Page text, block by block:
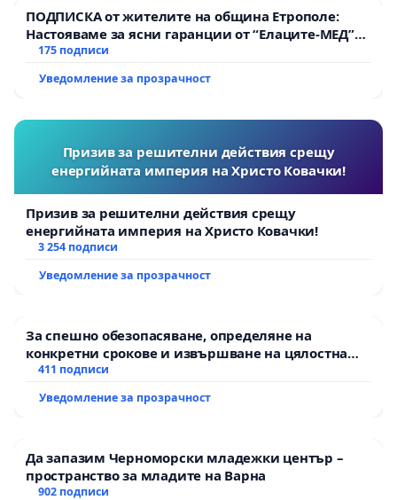
ПОДПИСКА от жителите на община Етрополе:
Настояваме за ясни гаранции от “Елаците-МЕД”
АД и от държавата, че ще се изпълнят всички
175 подписи
Уведомление за прозрачност
Призив за решителни действия срещу
енергийната империя на Христо Ковачки!
Призив за решителни действия срещу
енергийната империя на Христо Ковачки!
3 254 подписи
Уведомление за прозрачност
За спешно обезопасяване, определяне на
конкретни срокове и извършване на цялостна
рехабилитация на републиканския път между
Мирово - к.к. Момин проход
411 подписи
Уведомление за прозрачност
Да запазим Черноморски младежки център –
пространство за младите на Варна
902 подписи